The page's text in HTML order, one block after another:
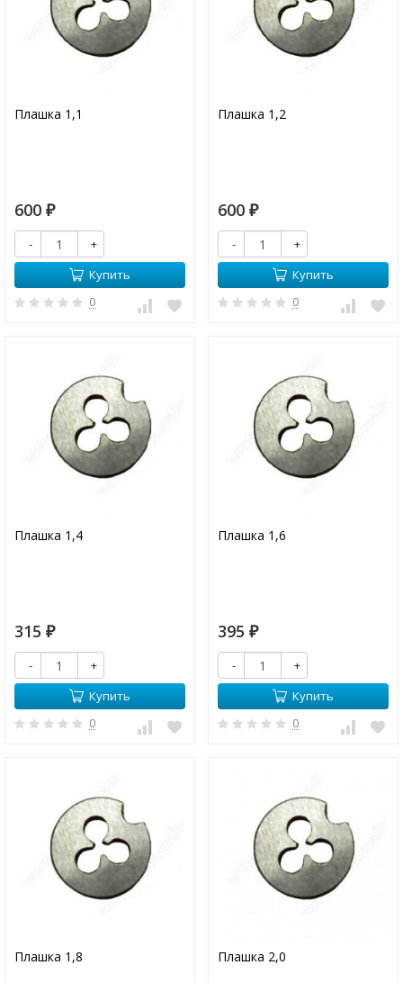
Плашка 1,1
600 ₽
-
+
Купить
0
Плашка 1,2
600 ₽
-
+
Купить
0
Плашка 1,4
315 ₽
-
+
Купить
0
Плашка 1,6
395 ₽
-
+
Купить
0
Плашка 1,8 Плашка 2,0